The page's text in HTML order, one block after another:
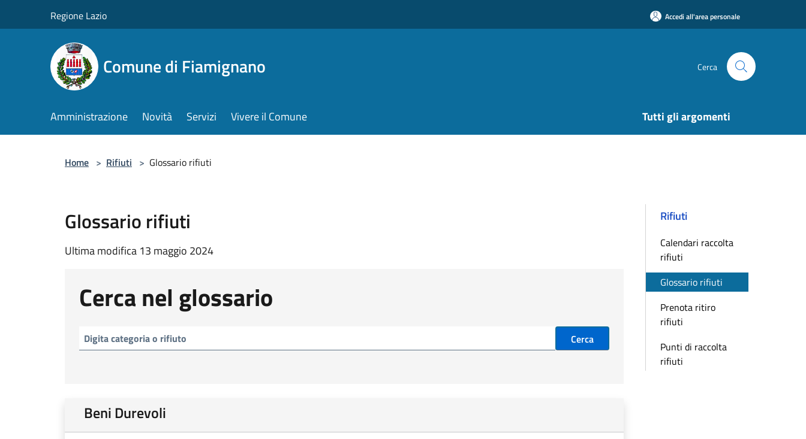
Regione Lazio Accedi all'area personale
Comune di Fiamignano Cerca
Amministrazione Novità Servizi Vivere il Comune Tutti gli argomenti
Home > Rifiuti > Glossario rifiuti
Glossario rifiuti
Ultima modifica 13 maggio 2024
Cerca nel glossario
Cerca
Beni Durevoli
Rifiuti
Calendari raccolta
rifiuti
Glossario rifiuti
Prenota ritiro
rifiuti
Punti di raccolta
rifiuti